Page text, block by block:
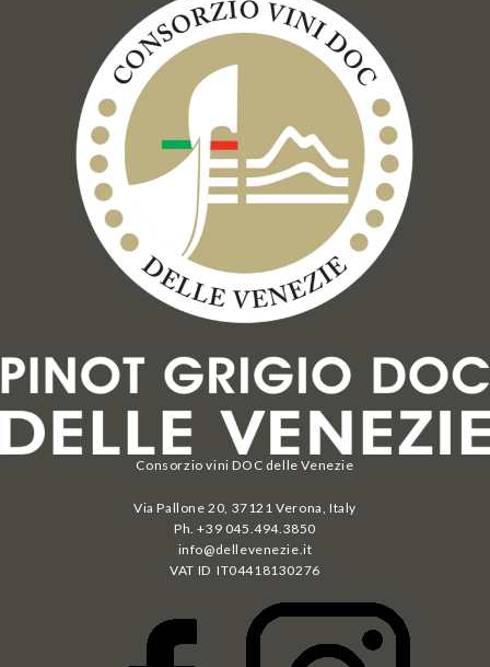
Consorzio vini DOC delle Venezie
Via Pallone 20, 37121 Verona, Italy
Ph. +39 045.494.3850
info@dellevenezie.it
VAT ID IT04418130276